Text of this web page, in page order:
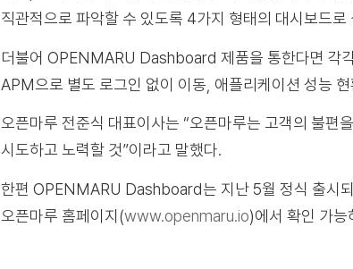
직관적으로 파악할 수 있도록 4가지 형태의 대시보드로
더불어 OPENMARU Dashboard 제품을 통한다면 각
APM으로 별도 로그인 없이 이동, 애플리케이션 성능
오픈마루 전준식 대표이사는 “오픈마루는 고객의 불편
시도하고 노력할 것”이라고 말했다.
한편 OPENMARU Dashboard는 지난 5월 정식 출시
오픈마루 홈페이지(www.openmaru.io)에서 확인 가능